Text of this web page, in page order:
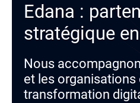
Edana :
stratégique
Nous
et les organisations
transformation